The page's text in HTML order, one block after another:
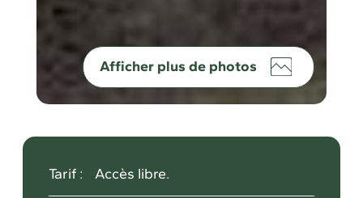
Afficher plus de photos
Tarif : Accès libre.